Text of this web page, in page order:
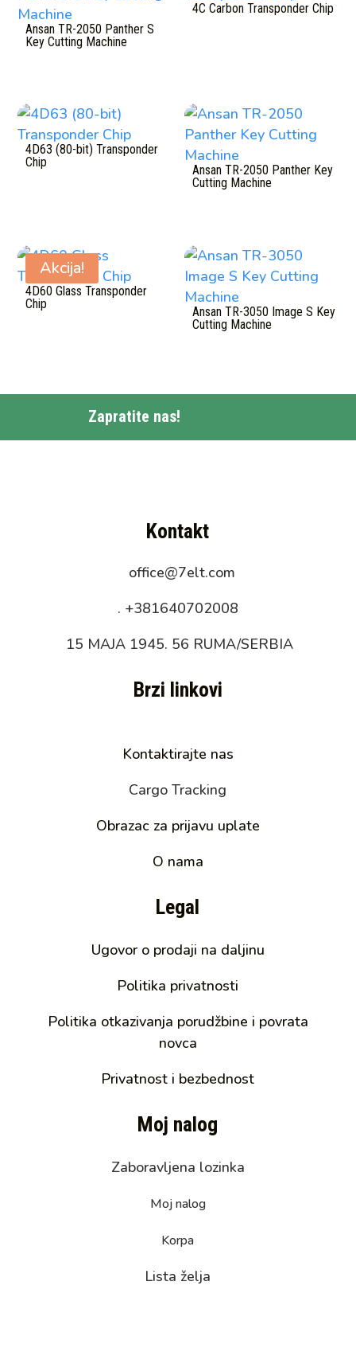
Ansan TR-2050 Panther S
Key Cutting Machine
4C Carbon Transponder Chip
4D63 (80-bit) Transponder
Chip
Ansan TR-2050 Panther Key
Cutting Machine
Akcija!
4D60 Glass Transponder
Chip
Ansan TR-3050 Image S Key
Cutting Machine
Zapratite nas!
Kontakt
office@7elt.com
. +381640702008
15 MAJA 1945. 56 RUMA/SERBIA
Brzi linkovi
Kontaktirajte nas
Cargo Tracking
Obrazac za prijavu uplate
O nama
Legal
Ugovor o prodaji na daljinu
Politika privatnosti
Politika otkazivanja porudžbine i povrata
novca
Privatnost i bezbednost
Moj nalog
Zaboravljena lozinka
Moj nalog
Korpa
Lista želja